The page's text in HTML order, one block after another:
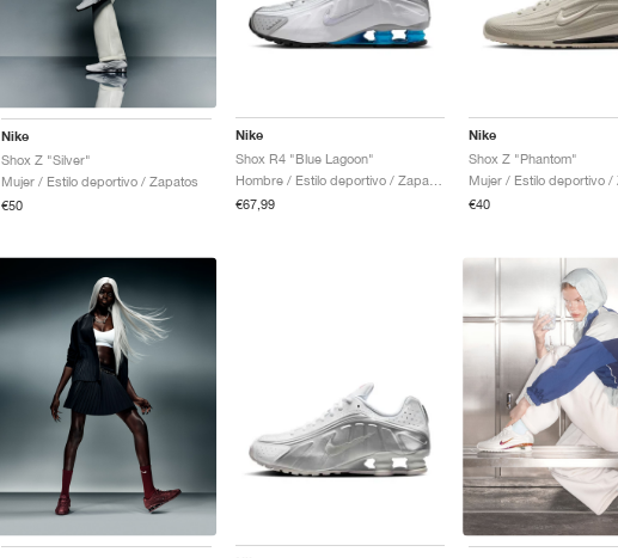
Nike
Shox Z "Silver"
Mujer / Estilo deportivo / Zapatos
€50
Nike
Shox R4 "Blue Lagoon"
€67,99
Nike
Shox Z "Phantom"
Mujer / Estilo deportivo /
€40